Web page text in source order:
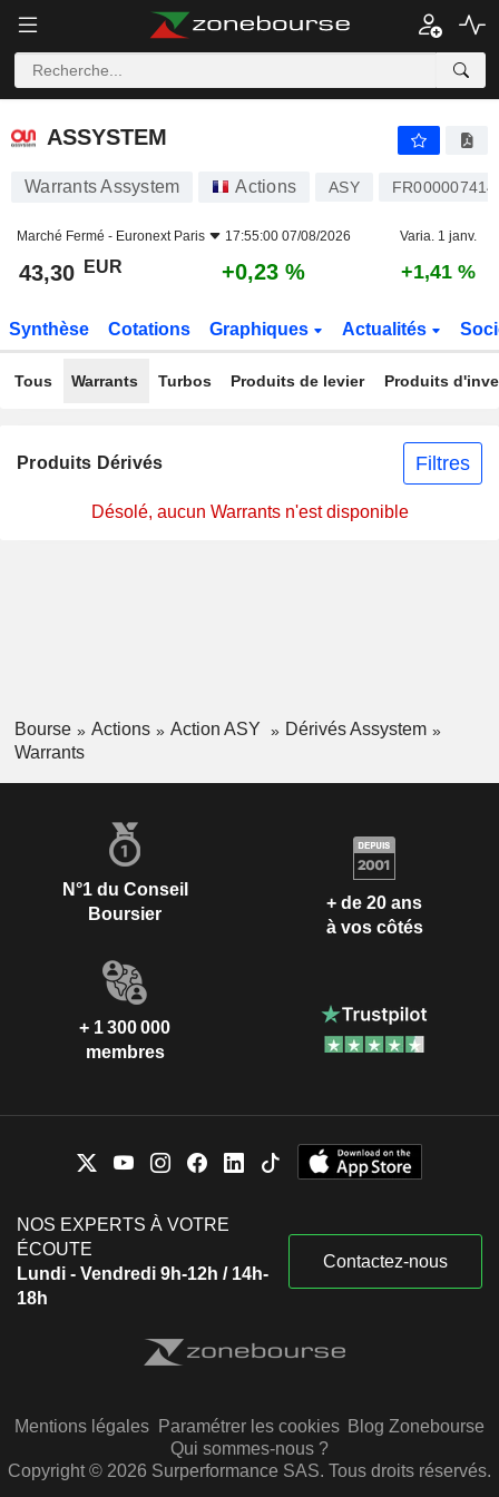
ASSYSTEM
ASSYSTEM
Warrants Assystem Actions ASY
Marché Fermé - Euronext Paris 17:55:00 07/08/2026 Varia. 1 janv.
43,30 EUR +0,23 % +1,41 %
Synthèse Cotations Graphiques Actualités
Tous Warrants Turbos Produits de levier Produits
Produits Dérivés Filtres
Désolé, aucun Warrants n'est disponible
Bourse Actions Action ASY
Dérivés Assystem
Warrants
N°1 du Conseil
Boursier
+ de 20 ans
à vos côtés
+ 1 300 000
membres
NOS EXPERTS À VOTRE
ÉCOUTE
Lundi - Vendredi 9h-12h / 14h-
18h
Contactez-nous
Mentions légales Paramétrer les cookies Blog Zonebourse
Qui sommes-nous ?
Copyright © 2026 Surperformance SAS. Tous droits réservés.